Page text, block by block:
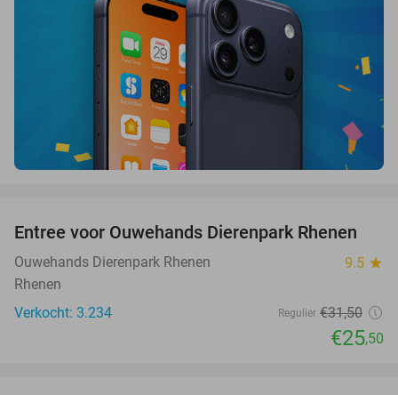
19%
Entree voor Ouwehands Dierenpark Rhenen
Ouwehands Dierenpark Rhenen 9.5 star
Rhenen
Verkocht: 3.234
Regulier €31,50
€25,50